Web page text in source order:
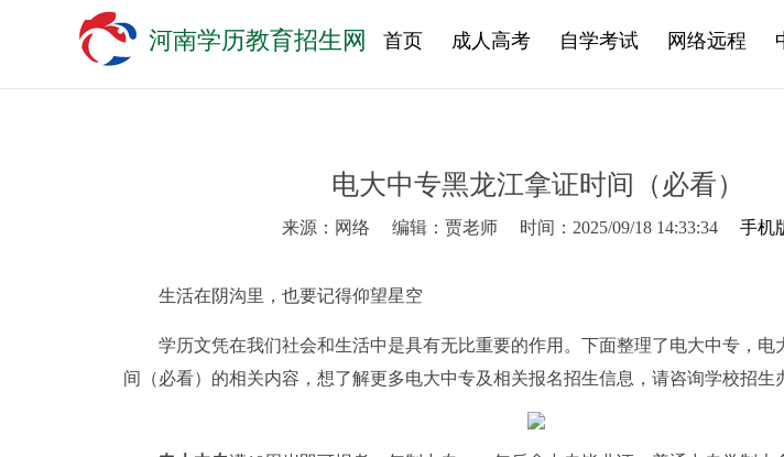
河南学历教育招生网 首页 成人高考 自学考试 网络远程
电大中专黑龙江拿证时间（必看）
来源：网络 编辑：贾老师 时间：2025/09/18 14:33:34 手机
生活在阴沟里，也要记得仰望星空
学历文凭在我们社会和生活中是具有无比重要的作用。下面整理了电大中专，电
间（必看）的相关内容，想了解更多电大中专及相关报名招生信息，请咨询学校招生